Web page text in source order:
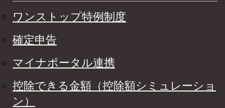
ワンストップ特例制度
確定申告
マイナポータル連携
控除できる金額（控除額シミュレーショ
ン）